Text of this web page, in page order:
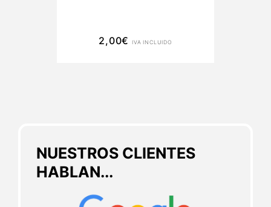
NUESTROS CLIENTES
HABLAN...
2,00€ IVA INCLUIDO